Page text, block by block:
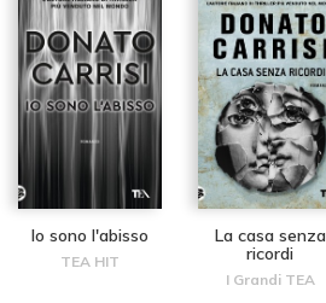
Io sono l'abisso
TEA HIT
La casa senza
ricordi
I Grandi TEA